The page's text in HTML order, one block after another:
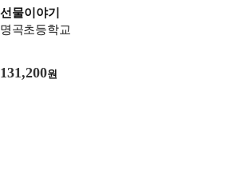
선물이야기
명곡초등학교
131,200원